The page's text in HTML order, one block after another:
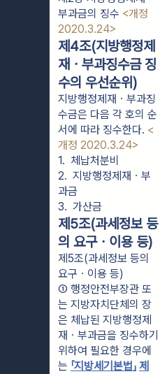
부과금의 징수 <개정
2020.3.24>
제4조(지방행정제
재ㆍ부과징수금 징
수의 우선순위)
지방행정제재ㆍ부과징
수금은 다음 각 호의 순
서에 따라 징수한다. <
개정 2020.3.24>
1.  체납처분비
2.  지방행정제재ㆍ부
과금
3.  가산금
제5조(과세정보 등
의 요구ㆍ이용 등)
제5조(과세정보 등의
요구ㆍ이용 등)
① 행정안전부장관 또
는 지방자치단체의 장
은 체납된 지방행정제
재ㆍ부과금을 징수하기
위하여 필요한 경우에
는 「지방세기본법」 제